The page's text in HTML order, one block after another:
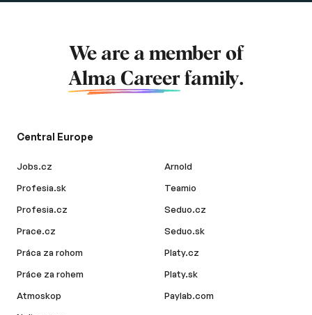
We are a member of
Alma Career family.
Central Europe
Jobs.cz
Profesia.sk
Profesia.cz
Prace.cz
Práca za rohom
Práce za rohem
Atmoskop
Arnold
Teamio
Seduo.cz
Seduo.sk
Platy.cz
Platy.sk
Paylab.com